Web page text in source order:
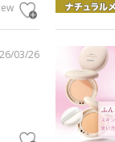
03/26